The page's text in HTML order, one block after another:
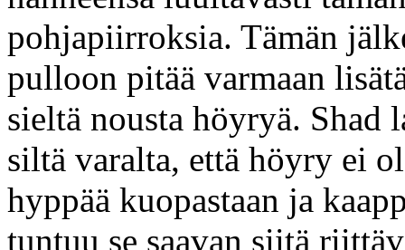
pohjapiirroksia. Tämän
pulloon pitää varmaan
sieltä nousta höyryä. Shad
siltä varalta, että höyry ei
hyppää kuopastaan ja
tuntuu se saavan siitä